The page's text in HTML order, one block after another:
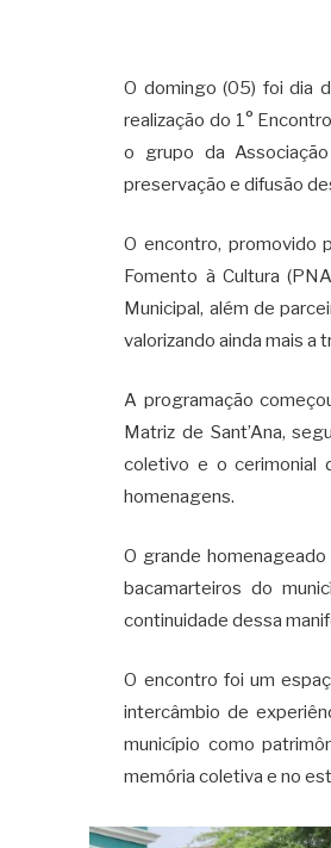
O domingo (05) foi dia
realização do 1°
o grupo da
preservação e difusão
O encontro, promovido
Fomento à Cultura
Municipal, além de
valorizando ainda mais
A programação
Matriz de Sant’Ana,
coletivo e o cerimonial
homenagens.
O grande
bacamarteiros do
continuidade dessa
O encontro foi um
intercâmbio de
município como
memória coletiva e no